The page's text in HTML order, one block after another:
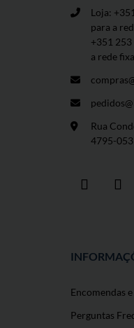
Loja:
para a
+351 253
a rede
Rua
4795-053
Encomendas
Perguntas